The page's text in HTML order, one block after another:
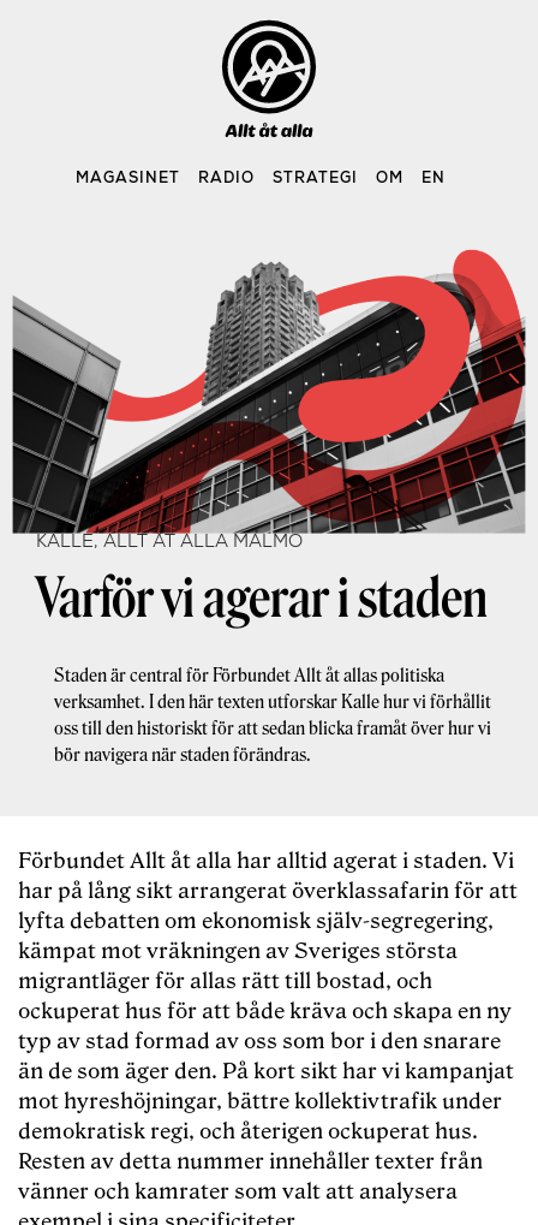
MAGASINET RADIO STRATEGI OM EN
KALLE, ALLT ÅT ALLA MALMÖ
Varför vi agerar i staden
Staden är central för Förbundet Allt åt allas politiska
verksamhet. I den här texten utforskar Kalle hur vi förhållit
oss till den historiskt för att sedan blicka framåt över hur vi
bör navigera när staden förändras.
Förbundet Allt åt alla har alltid agerat i staden. Vi
har på lång sikt arrangerat överklassafarin för att
lyfta debatten om ekonomisk själv-segregering,
kämpat mot vräkningen av Sveriges största
migrantläger för allas rätt till bostad, och
ockuperat hus för att både kräva och skapa en ny
typ av stad formad av oss som bor i den snarare
än de som äger den. På kort sikt har vi kampanjat
mot hyreshöjningar, bättre kollektivtrafik under
demokratisk regi, och återigen ockuperat hus.
Resten av detta nummer innehåller texter från
vänner och kamrater som valt att analysera